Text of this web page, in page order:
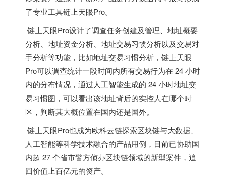
了专业工具链上天眼Pro。
链上天眼Pro设计了调查任务创建及管理、地址概要
分析、地址资金分析、地址交易习惯分析以及交易对
手分析等功能，比如地址交易习惯分析，链上天眼
Pro可以调查统计一段时间内所有交易行为在 24 小时
内的分布情况，通过人工智能生成的 24 小时地址交
易习惯图，可以看出该地址背后的实控人在哪个时
区，判断其大概位置在国内还是国外。
链上天眼Pro也成为欧科云链探索区块链与大数据、
人工智能等科学技术融合的产品用例，目前已协助国
内超 27 个省市警方侦办区块链领域的新型案件，追
回价值上百亿元的资产。